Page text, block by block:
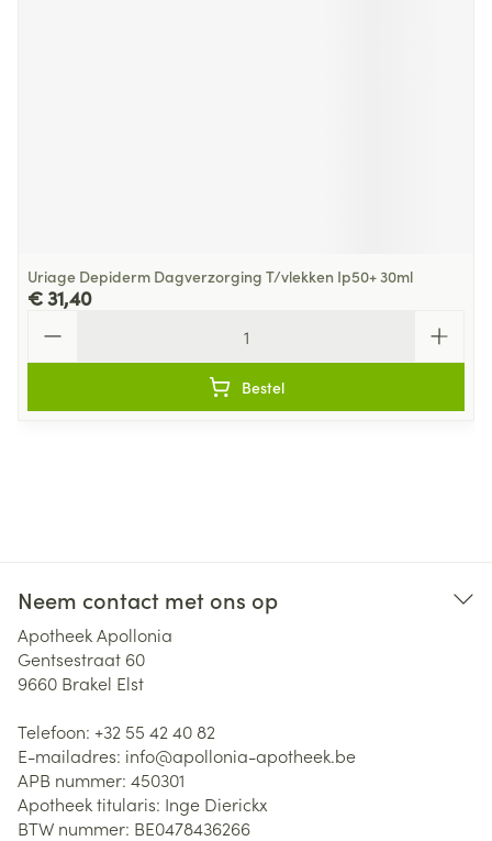
Uriage Depiderm Dagverzorging T/vlekken Ip50+ 30ml
€ 31,40
Bestel
Neem contact met ons op
Apotheek Apollonia
Gentsestraat 60
9660 Brakel Elst
Telefoon: +32 55 42 40 82
E-mailadres: info@apollonia-apotheek.be
APB nummer: 450301
Apotheek titularis: Inge Dierickx
BTW nummer: BE0478436266